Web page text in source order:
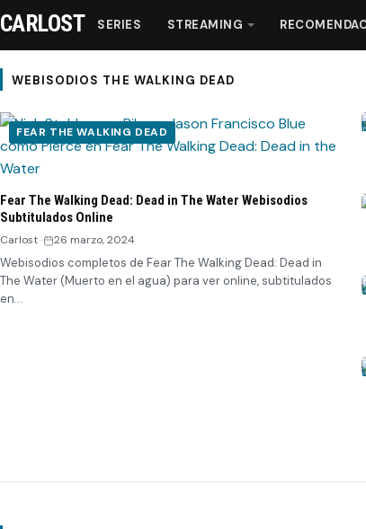
Series
Recomendaciones
Videos
CARLOST SERIES STREAMING
WEBISODIOS THE WALKING DEAD
FEAR THE WALKING DEAD
Fear The Walking Dead: Dead in The Water Webisodios
Subtitulados Online
Carlost 26 marzo, 2024
Webisodios completos de Fear The Walking Dead: Dead in
The Water (Muerto en el agua) para ver online, subtitulados
en…